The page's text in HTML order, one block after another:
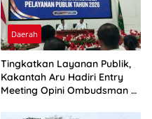
Daerah
Tingkatkan Layanan Publik,
Kakantah Aru Hadiri Entry
Meeting Opini Ombudsman RI